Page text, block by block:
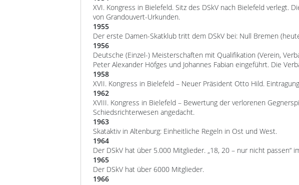
XVI. Kongress in Bielefeld. Sitz des DSkV nach Bielefeld verlegt.
von Grandouvert-Urkunden.
1955
Der erste Damen-Skatklub tritt dem DSkV bei: Null Bremen
1956
Deutsche (Einzel-) Meisterschaften mit Qualifikation (Verein,
Peter Alexander Höfges und Johannes Fabian eingeführt. Die
1958
XVII. Kongress in Bielefeld – Neuer Präsident Otto Hild.
1962
XVIII. Kongress in Bielefeld – Bewertung der verlorenen
Schiedsrichterwesen angedacht.
1963
Skataktiv in Altenburg: Einheitliche Regeln in Ost und West.
1964
Der DSkV hat über 5.000 Mitglieder. „18, 20 – nur nicht passen“
1965
Der DSkV hat über 6000 Mitglieder.
1966